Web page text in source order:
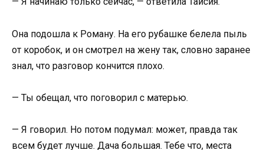
Она подошла к Роману. На его рубашке белела пыль
от коробок, и он смотрел на жену так, словно заранее
знал, что разговор кончится плохо.
— Ты обещал, что поговорил с матерью.
— Я говорил. Но потом подумал: может, правда так
всем будет лучше. Дача большая. Тебе что, места